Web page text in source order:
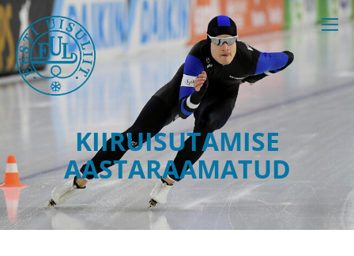
KIIRUISUTAMISE
AASTARAAMATUD